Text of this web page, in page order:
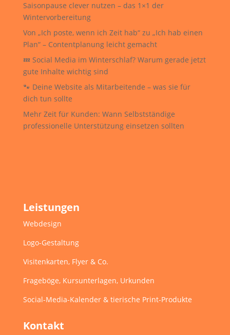
Saisonpause clever nutzen – das 1×1 der
Wintervorbereitung
Von „Ich poste, wenn ich Zeit hab“ zu „Ich hab einen
Plan“ – Contentplanung leicht gemacht
💤 Social Media im Winterschlaf? Warum gerade jetzt
gute Inhalte wichtig sind
🐾 Deine Website als Mitarbeitende – was sie für
dich tun sollte
Mehr Zeit für Kunden: Wann Selbstständige
professionelle Unterstützung einsetzen sollten
Leistungen
Webdesign
Logo-Gestaltung
Visitenkarten, Flyer & Co.
Frageböge, Kursunterlagen, Urkunden
Social-Media-Kalender & tierische Print-Produkte
Kontakt